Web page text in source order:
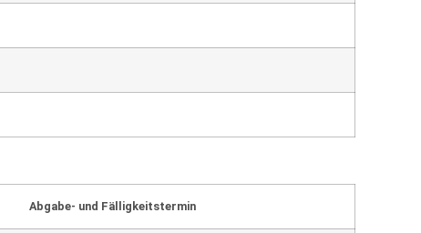
Abgabe- und Fälligkeitstermin